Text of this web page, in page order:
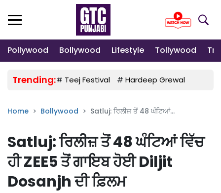
Pollywood Bollywood Lifestyle Tollywood
Trending:# Teej Festival # Hardeep Grewal
Home Bollywood Satluj: ਰਿਲੀਜ਼ ਤੋਂ 48 ਘੰਟਿਆਂ...
Satluj: ਰਿਲੀਜ਼ ਤੋਂ 48 ਘੰਟਿਆਂ ਵਿੱਚ
ਹੀ ZEE5 ਤੋਂ ਗਾਇਬ ਹੋਈ Diljit
Dosanjh ਦੀ ਫ਼ਿਲਮ